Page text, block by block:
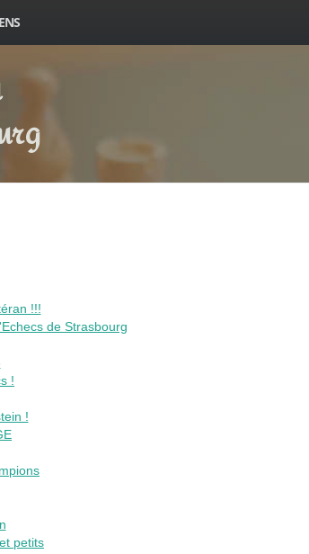
!!!
de Strasbourg
!
!
petits